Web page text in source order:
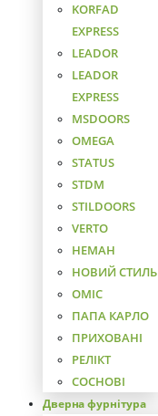
KORFAD
EXPRESS
LEADOR
LEADOR
EXPRESS
MSDOORS
OMEGA
STATUS
STDM
STILDOORS
VERTO
НЕМАН
НОВИЙ СТИЛЬ
ОМІС
ПАПА КАРЛО
ПРИХОВАНІ
РЕЛІКТ
СОСНОВІ
Дверна фурнітура